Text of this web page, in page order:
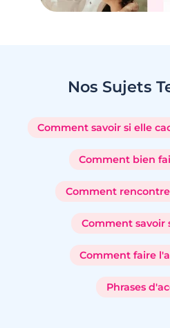
Nos Sujets
Comment savoir si elle
Comment bien
Comment
Comment savoir
Comment faire
Phrases